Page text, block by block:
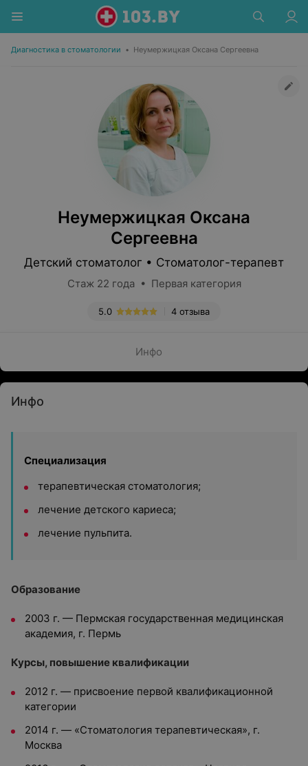
Диагностика в стоматологии • Неумержицкая Оксана Сергеевна
Неумержицкая Оксана
Сергеевна
Детский стоматолог • Стоматолог-терапевт
Стаж 22 года • Первая категория
4 отзыва
5.0
Инфо
Инфо
Специализация
терапевтическая стоматология;
лечение детского кариеса;
лечение пульпита.
Образование
2003 г. — Пермская государственная медицинская
академия, г. Пермь
Курсы, повышение квалификации
2012 г. — присвоение первой квалификационной
категории
2014 г. — «Стоматология терапевтическая», г.
Москва